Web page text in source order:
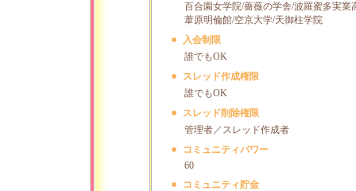
百合園女学院/薔薇の学舎/波羅蜜多実業
葦原明倫館/空京大学/天御柱学院
入会制限
誰でもOK
スレッド作成権限
誰でもOK
スレッド削除権限
管理者／スレッド作成者
コミュニティパワー
60
コミュニティ貯金